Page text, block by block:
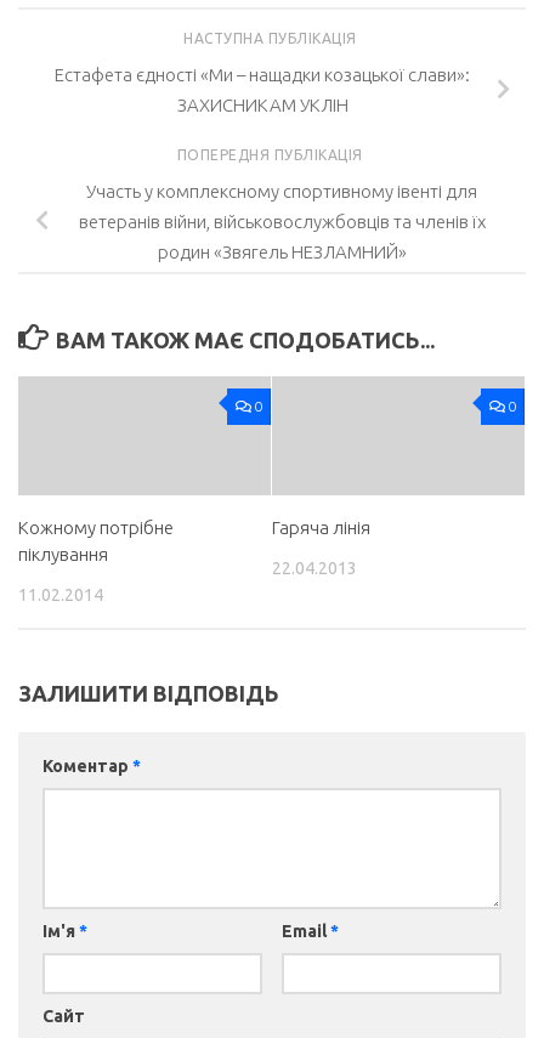
НАСТУПНА ПУБЛІКАЦІЯ
Естафета єдності «Ми – нащадки козацької слави»:
ЗАХИСНИКАМ УКЛІН
ПОПЕРЕДНЯ ПУБЛІКАЦІЯ
Участь у комплексному спортивному івенті для
ветеранів війни, військовослужбовців та членів їх
родин «Звягель НЕЗЛАМНИЙ»
ВАМ ТАКОЖ МАЄ СПОДОБАТИСЬ...
0
Кожному потрібне
піклування
11.02.2014
0
Гаряча лінія
22.04.2013
ЗАЛИШИТИ ВІДПОВІДЬ
Коментар *
Ім'я * Email*
Сайт